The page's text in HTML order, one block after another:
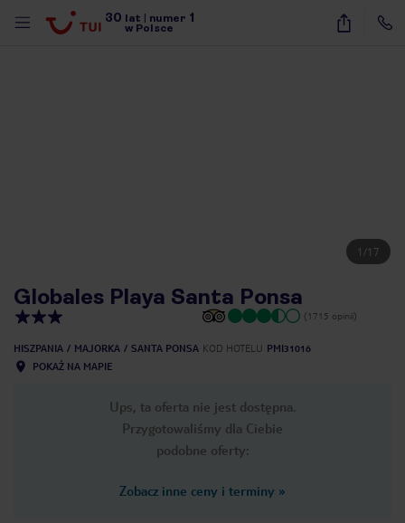
30 lat numer 1
w Polsce
1 /17
Globales Playa Santa Ponsa
(1715 opinii)
HISZPANIA MAJORKA SANTA PONSA KOD HOTELU PMI31016
POKAŻ NA MAPIE
Ups, ta oferta nie jest dostępna.
Przygotowaliśmy dla Ciebie
podobne oferty:
Zobacz inne ceny i terminy »